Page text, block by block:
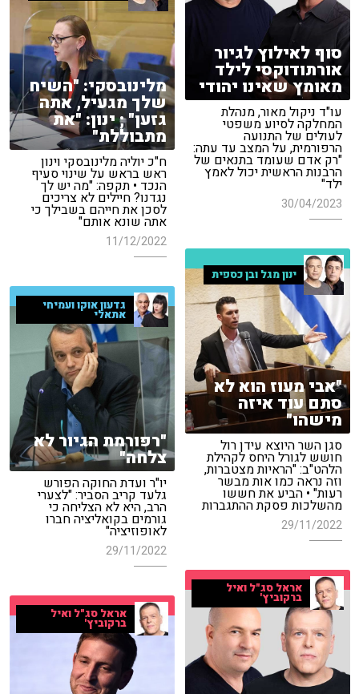
סוף לאילוץ לגיור
אורתודוקסי לילד
מאומץ שאינו יהודי
עו"ד ניקול מאור, מנהלת
המחלקה לסיוע משפטי
לעולים של התנועה
הרפורמית, על המצב עד עתה:
"רק אדם שעומד בתנאים של
הרבנות הראשית יכול לאמץ
ילד"
30/04/2023
מלינובסקי: "השיח
שלך מגעיל, אתה
גזען" ; ינון: "את
מתבוללת"
ח"כ יוליה מלינובסקי וינון
ראש בראש על שינוי סעיף
הנכד • תקפה: "מה יש לך
נגדנו? חיילים לא צריכים
לסכן את חייהם בשבילך כי
אתה שונא אותם"
11/12/2022
ינון מגל ובן כספית
"אבי מעוז הוא לא
סתם עוד איזה
מישהו"
סגן השר היוצא עידן רול
חושש לגורל היחס לקהילת
הלהט"ב: "הראיות מצטברות,
וזה נראה כמו אות מבשר
רעות" • הביע את חששו
מהשלכות פסקת ההתגברות
29/11/2022
גדעון אוקו ועמיחי
אתאלי
"רפורמת הגיור לא
צלחה"
יו"ר ועדת החוקה הפורש
גלעד קריב הסביר: "לצערי
הרב, היא לא הצליחה כי
גורמים בקואליציה חברו
לאופוזיציה"
29/11/2022
אראל סג"ל ואיל
ברקוביץ'
אראל סג"ל ואיל
ברקוביץ'